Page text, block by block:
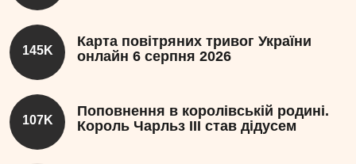
145K
Карта повітряних тривог України
онлайн 6 серпня 2026
107K
Поповнення в королівській родині.
Король Чарльз III став дідусем